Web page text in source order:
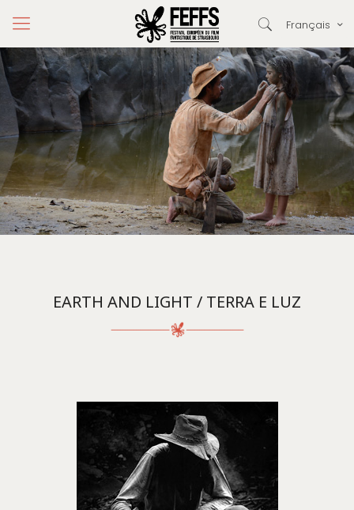
Français
EARTH AND LIGHT / TERRA E LUZ